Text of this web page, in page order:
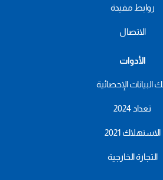
روابط مفيدة
الاتصال
الأدوات
البيانات الإحصائية
تعداد 2024
الاستهلاك 2021
التجارة الخارجية